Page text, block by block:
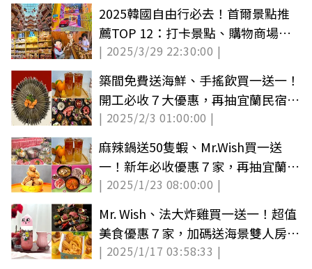
2025韓國自由行必去！首爾景點推
薦TOP 12：打卡景點、購物商場、
親子景點
| 2025/3/29 22:30:00 |
築間免費送海鮮、手搖飲買一送一！
開工必收７大優惠，再抽宜蘭民宿６
人房（中獎公布）
| 2025/2/3 01:00:00 |
麻辣鍋送50隻蝦、Mr.Wish買一送
一！新年必收優惠７家，再抽宜蘭超
美民宿住宿（中獎公布）
| 2025/1/23 08:00:00 |
Mr. Wish、法大炸雞買一送一！超值
美食優惠７家，加碼送海景雙人房住
宿券（中獎公布）
| 2025/1/17 03:58:33 |